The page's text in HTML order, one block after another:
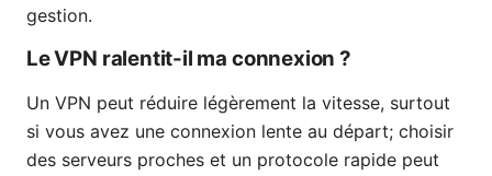
gestion.
Le VPN ralentit-il ma connexion ?
Un VPN peut réduire légèrement la vitesse, surtout
si vous avez une connexion lente au départ; choisir
des serveurs proches et un protocole rapide peut